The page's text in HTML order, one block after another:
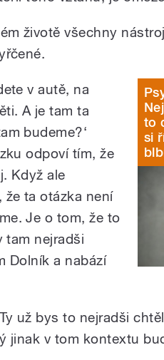
životě všechny
to
si
v autě, na
A je tam ta
budeme?‘
odpoví tím, že
Když ale
že ta otázka není
Je o tom, že to
tam nejradši
Dolník a nabází
už bys to nejradši
jinak v tom kontextu